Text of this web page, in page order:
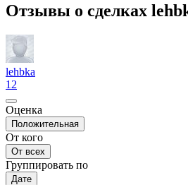
Отзывы о сделках
lehbka
12
Оценка
Положительная
От кого
От всех
Группировать по
Дате